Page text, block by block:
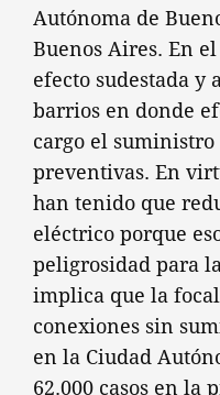
Autónoma de
Buenos Aires. En el
efecto sudestada y
barrios en donde
cargo el
preventivas. En
han tenido que
eléctrico porque
peligrosidad para
implica que la
conexiones sin
en la Ciudad
62.000 casos en la